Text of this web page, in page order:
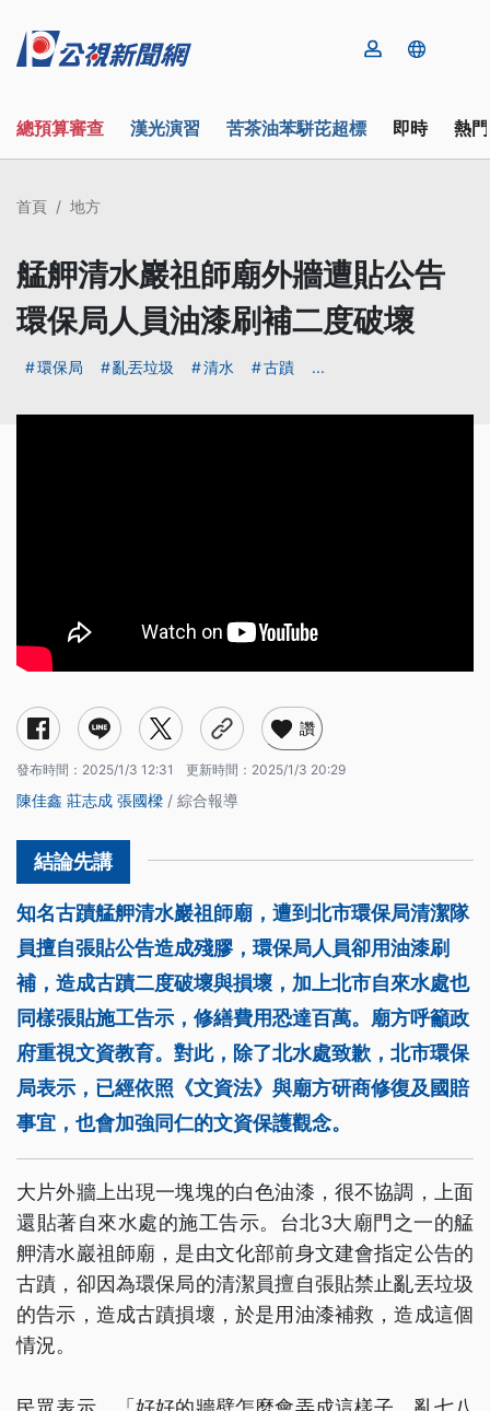
總預算審查 漢光演習 苦茶油苯駢芘超標 即時 熱
首頁 地方
艋舺清水巖祖師廟外牆遭貼公告
環保局人員油漆刷補二度破壞
環保局 亂丟垃圾 清水 古蹟 ...
讚
發布時間： 2025/1/3 12:31 更新時間： 2025/1/3 20:29
陳佳鑫 莊志成 張國樑 / 綜合報導
知名古蹟艋舺清水巖祖師廟，遭到北市環保局清潔隊
員擅自張貼公告造成殘膠，環保局人員卻用油漆刷
補，造成古蹟二度破壞與損壞，加上北市自來水處也
同樣張貼施工告示，修繕費用恐達百萬。廟方呼籲政
府重視文資教育。對此，除了北水處致歉，北市環保
局表示，已經依照《文資法》與廟方研商修復及國賠
事宜，也會加強同仁的文資保護觀念。
大片外牆上出現一塊塊的白色油漆，很不協調，上面
還貼著自來水處的施工告示。台北3大廟門之一的艋
舺清水巖祖師廟，是由文化部前身文建會指定公告的
古蹟，卻因為環保局的清潔員擅自張貼禁止亂丟垃圾
的告示，造成古蹟損壞，於是用油漆補救，造成這個
情況。